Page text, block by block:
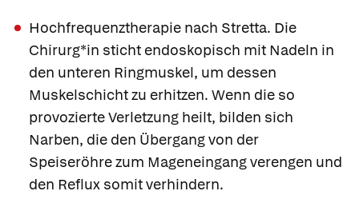
Hochfrequenztherapie nach Stretta. Die
Chirurg*in sticht endoskopisch mit Nadeln in
den unteren Ringmuskel, um dessen
Muskelschicht zu erhitzen. Wenn die so
provozierte Verletzung heilt, bilden sich
Narben, die den Übergang von der
Speiseröhre zum Mageneingang verengen und
den Reflux somit verhindern.